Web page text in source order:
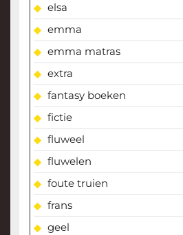
elsa
emma
emma matras
extra
fantasy boeken
fictie
fluweel
fluwelen
foute truien
frans
geel